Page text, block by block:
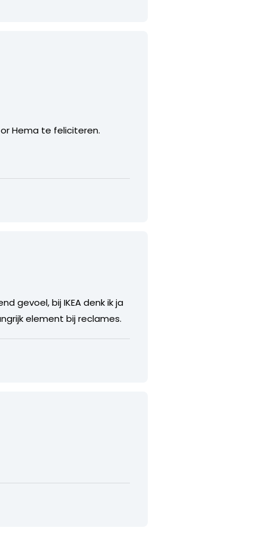
Hema te feliciteren.
gevoel, bij IKEA denk ik ja
element bij reclames.